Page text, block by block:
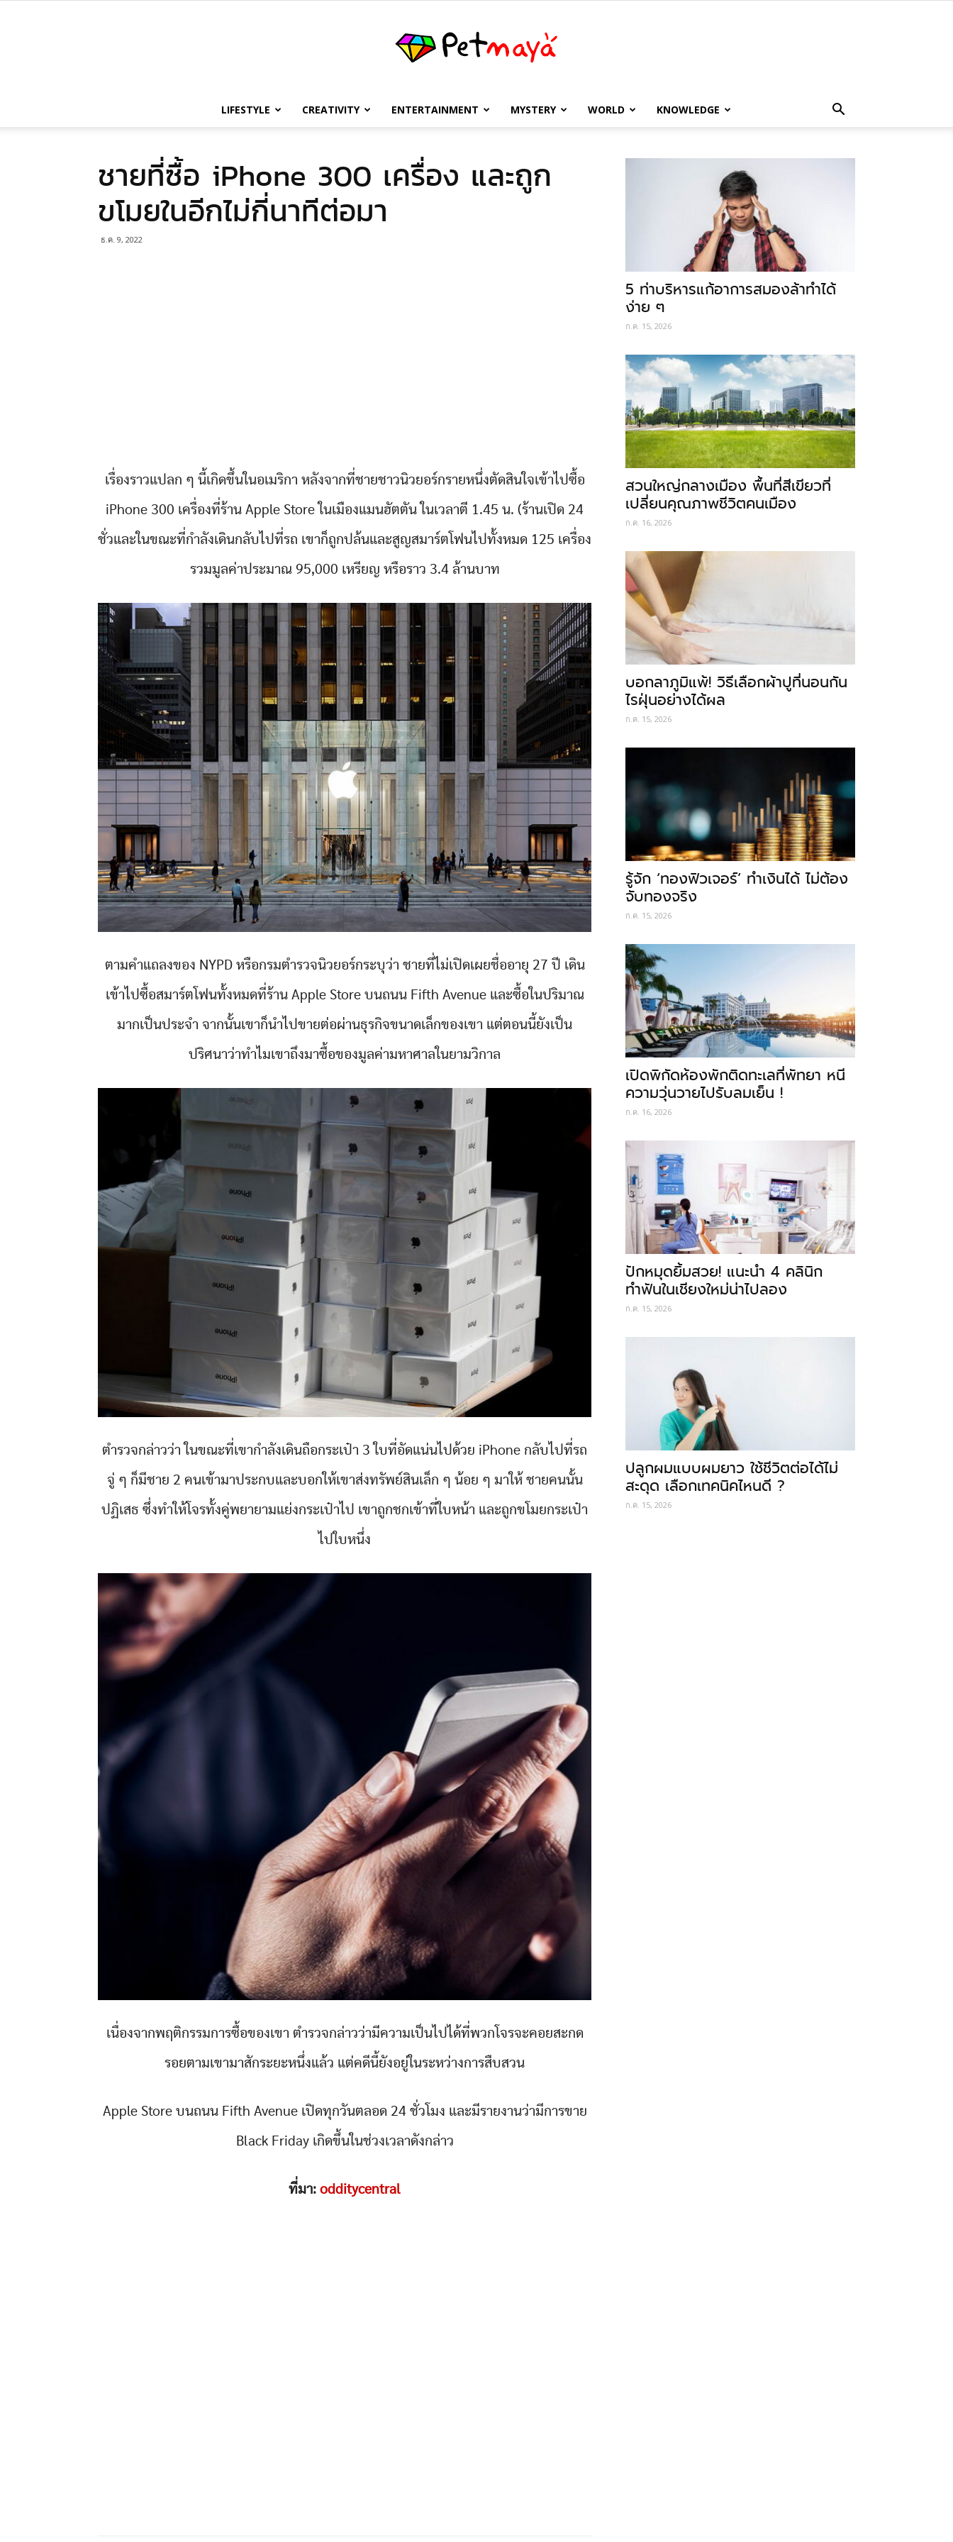
เพชร
LIFESTYLE CREATIVITY ENTERTAINMENT MYSTERY WORLD KNOWLEDGE
ชายที่ซื้อ iPhone 300 เครื่อง และถูก
ขโมยในอีกไม่กี่นาทีต่อมา
ธ.ค. 9, 2022
เรื่องราวแปลก ๆ นี้เกิดขึ้นในอเมริกา หลังจากที่ชายชาวนิวยอร์กรายหนึ่งตัดสินใจเข้าไปซื้อ
iPhone 300 เครื่องที่ร้าน Apple Store ในเมืองแมนฮัตตัน ในเวลาตี 1.45 น. (ร้านเปิด 24
ชั่วและในขณะที่กำลังเดินกลับไปที่รถ เขาก็ถูกปล้นและสูญสมาร์ตโฟนไปทั้งหมด 125 เครื่อง
รวมมูลค่าประมาณ 95,000 เหรียญ หรือราว 3.4 ล้านบาท
ตามคำแถลงของ NYPD หรือกรมตำรวจนิวยอร์กระบุว่า ชายที่ไม่เปิดเผยชื่ออายุ 27 ปี เดิน
เข้าไปซื้อสมาร์ตโฟนทั้งหมดที่ร้าน Apple Store บนถนน Fifth Avenue และซื้อในปริมาณ
มากเป็นประจำ จากนั้นเขาก็นำไปขายต่อผ่านธุรกิจขนาดเล็กของเขา แต่ตอนนี้ยังเป็น
ปริศนาว่าทำไมเขาถึงมาซื้อของมูลค่ามหาศาลในยามวิกาล
ตำรวจกล่าวว่า ในขณะที่เขากำลังเดินถือกระเป๋า 3 ใบที่อัดแน่นไปด้วย iPhone กลับไปที่รถ
จู่ ๆ ก็มีชาย 2 คนเข้ามาประกบและบอกให้เขาส่งทรัพย์สินเล็ก ๆ น้อย ๆ มาให้ ชายคนนั้น
ปฏิเสธ ซึ่งทำให้โจรทั้งคู่พยายามแย่งกระเป๋าไป เขาถูกชกเข้าที่ใบหน้า และถูกขโมยกระเป๋า
ไปใบหนึ่ง
เนื่องจากพฤติกรรมการซื้อของเขา ตำรวจกล่าวว่ามีความเป็นไปได้ที่พวกโจรจะคอยสะกด
รอยตามเขามาสักระยะหนึ่งแล้ว แต่คดีนี้ยังอยู่ในระหว่างการสืบสวน
Apple Store บนถนน Fifth Avenue เปิดทุกวันตลอด 24 ชั่วโมง และมีรายงานว่ามีการขาย
Black Friday เกิดขึ้นในช่วงเวลาดังกล่าว
ที่มา: odditycentral
5 ท่าบริหารแก้อาการสมองล้าทำได้
ง่าย ๆ
ก.ค. 15, 2026
สวนใหญ่กลางเมือง พื้นที่สีเขียวที่
เปลี่ยนคุณภาพชีวิตคนเมือง
ก.ค. 16, 2026
บอกลาภูมิแพ้! วิธีเลือกผ้าปูที่นอนกัน
ไรฝุ่นอย่างได้ผล
ก.ค. 15, 2026
รู้จัก ‘ทองฟิวเจอร์’ ทำเงินได้ ไม่ต้อง
จับทองจริง
ก.ค. 15, 2026
เปิดพิกัดห้องพักติดทะเลที่พัทยา หนี
ความวุ่นวายไปรับลมเย็น !
ก.ค. 16, 2026
ปักหมุดยิ้มสวย! แนะนำ 4 คลินิก
ทำฟันในเชียงใหม่น่าไปลอง
ก.ค. 15, 2026
ปลูกผมแบบผมยาว ใช้ชีวิตต่อได้ไม่
สะดุด เลือกเทคนิคไหนดี ?
ก.ค. 15, 2026